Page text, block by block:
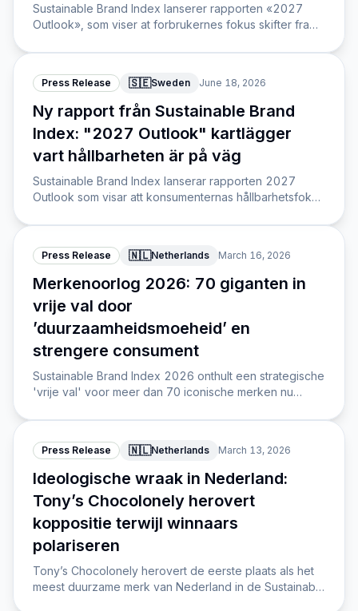
Sustainable Brand Index lanserer rapporten «2027
Outlook», som viser at forbrukernes fokus skifter fra
Norden og Nederland.
Press Release 🇸🇪Sweden June 18, 2026
Ny rapport från Sustainable Brand
Index: "2027 Outlook" kartlägger
vart hållbarheten är på väg
Sustainable Brand Index lanserar rapporten 2027
Outlook som visar att konsumenternas hållbarhetsfokus
Press Release 🇳🇱Netherlands March 16, 2026
Merkenoorlog 2026: 70 giganten in
vrije val door
’duurzaamheidsmoeheid’ en
strengere consument
Sustainable Brand Index 2026 onthult een strategische
'vrije val' voor meer dan 70 iconische merken nu
een keiharde licence to operate. Consumenten
straffen vage ambities genadeloos af met een
gelijktijdig verlies aan reputatie én merkvoorkeur.
Press Release 🇳🇱Netherlands March 13, 2026
Ideologische wraak in Nederland:
Tony’s Chocolonely herovert
koppositie terwijl winnaars
polariseren
Tony’s Chocolonely herovert de eerste plaats als het
meest duurzame merk van Nederland in de Sustainable